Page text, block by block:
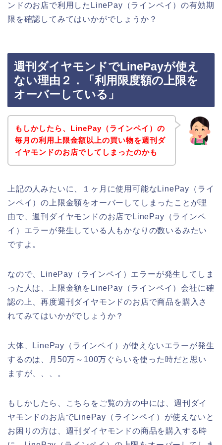
ンドのお店で利用したLinePay（ラインペイ）の有効期
限を確認してみてはいかがでしょうか？
週刊ダイヤモンドでLinePayが使え
ない理由２．「利用限度額の上限を
オーバーしている」
もしかしたら、LinePay（ラインペイ）の
毎月の利用上限金額以上の買い物を週刊ダ
イヤモンドのお店でしてしまったのかも
上記の人みたいに、１ヶ月に使用可能なLinePay（ライ
ンペイ）の上限金額をオーバーしてしまったことが理
由で、週刊ダイヤモンドのお店でLinePay（ラインペ
イ）エラーが発生している人もかなりの数いるみたい
ですよ。
なので、LinePay（ラインペイ）エラーが発生してしま
った人は、上限金額をLinePay（ラインペイ）会社に確
認の上、再度週刊ダイヤモンドのお店で商品を購入さ
れてみてはいかがでしょうか？
大体、LinePay（ラインペイ）が使えないエラーが発生
するのは、月50万～100万ぐらいを使った時だと思い
ますが、、、。
もしかしたら、こちらをご覧の方の中には、週刊ダイ
ヤモンドのお店でLinePay（ラインペイ）が使えないと
お困りの方は、週刊ダイヤモンドの商品を購入する時